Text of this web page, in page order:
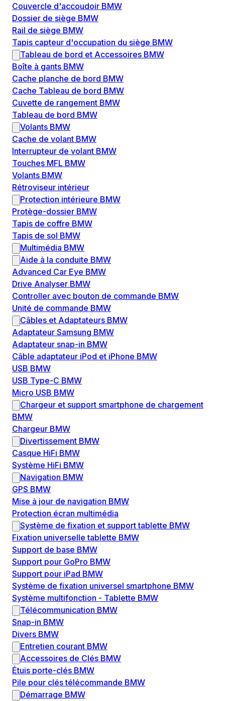
Couvercle d'accoudoir BMW
Dossier de siège BMW
Rail de siège BMW
Tapis capteur d'occupation du siège BMW
Tableau de bord et Accessoires BMW
Boîte à gants BMW
Cache planche de bord BMW
Cache Tableau de bord BMW
Cuvette de rangement BMW
Tableau de bord BMW
Volants BMW
Cache de volant BMW
Interrupteur de volant BMW
Touches MFL BMW
Volants BMW
Rétroviseur intérieur
Protection intérieure BMW
Protège-dossier BMW
Tapis de coffre BMW
Tapis de sol BMW
Multimédia BMW
Aide à la conduite BMW
Advanced Car Eye BMW
Drive Analyser BMW
Controller avec bouton de commande BMW
Unité de commande BMW
Câbles et Adaptateurs BMW
Adaptateur Samsung BMW
Adaptateur snap-in BMW
Câble adaptateur iPod et iPhone BMW
USB BMW
USB Type-C BMW
Micro USB BMW
Chargeur et support smartphone de chargement
BMW
Chargeur BMW
Divertissement BMW
Casque HiFi BMW
Système HiFi BMW
Navigation BMW
GPS BMW
Mise à jour de navigation BMW
Protection écran multimédia
Système de fixation et support tablette BMW
Fixation universelle tablette BMW
Support de base BMW
Support pour GoPro BMW
Support pour iPad BMW
Système de fixation universel smartphone BMW
Système multifonction - Tablette BMW
Télécommunication BMW
Snap-in BMW
Divers BMW
Entretien courant BMW
Accessoires de Clés BMW
Étuis porte-clés BMW
Pile pour clés télécommande BMW
Démarrage BMW